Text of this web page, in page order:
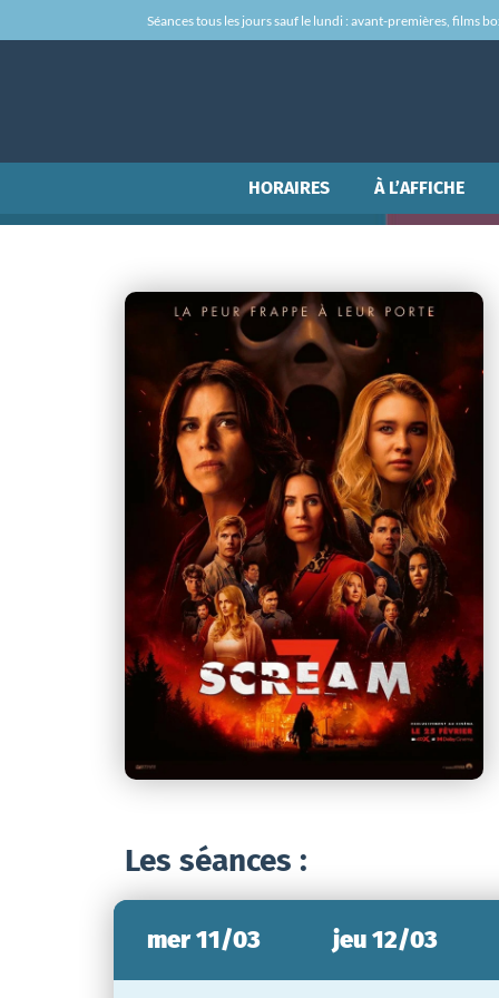
Séances tous les jours sauf le lundi : avant-premières, films
HORAIRES À L’AFFICHE
Les séances :
mer 11/03 jeu 12/03